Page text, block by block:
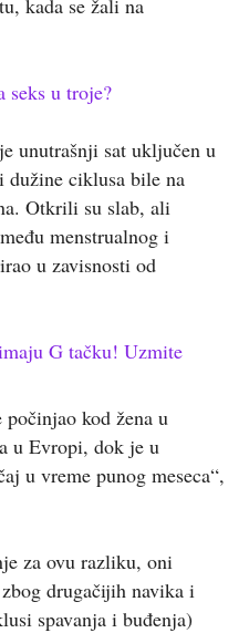
kada se žali na
seks u troje?
unutrašnji sat uključen u
ciklusa bile na
Otkrili su slab, ali
menstrualnog i
u zavisnosti od
G tačku! Uzmite
kod žena u
u Evropi, dok je u
u vreme punog meseca“,
za ovu razliku, oni
drugačijih navika i
spavanja i buđenja)